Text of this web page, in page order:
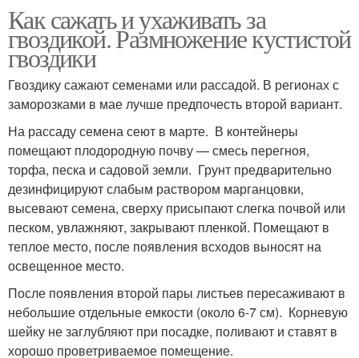
Как сажать и ухаживать за
гвоздикой. Размножение кустистой
гвоздики
Гвоздику сажают семенами или рассадой. В регионах с
заморозками в мае лучше предпочесть второй вариант.
На рассаду семена сеют в марте. В контейнеры
помещают плодородную почву — смесь перегноя,
торфа, песка и садовой земли. Грунт предварительно
дезинфицируют слабым раствором марганцовки,
высевают семена, сверху присыпают слегка почвой или
песком, увлажняют, закрывают пленкой. Помещают в
теплое место, после появления всходов выносят на
освещенное место.
После появления второй пары листьев пересаживают в
небольшие отдельные емкости (около 6-7 см). Корневую
шейку не заглубляют при посадке, поливают и ставят в
хорошо проветриваемое помещение.